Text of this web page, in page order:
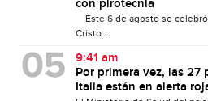
con pirotecnia
Este 6 de agosto se
Cristo...
9:41 am
Por primera vez, las 27
Italia están en alerta